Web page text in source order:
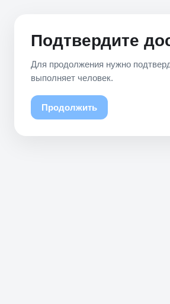
Подтвердите
Для продолжения нужно
выполняет человек.
Продолжить